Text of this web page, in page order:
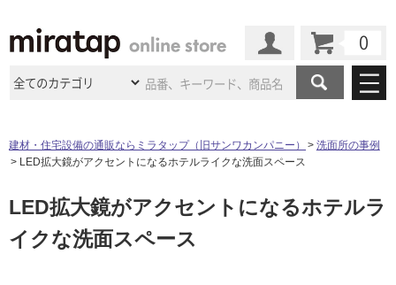
商品カテゴリ
キッチン 浴室（風呂・ バスルー
施工事例
施工事例 法人案件納入事例
ショールーム
ショールームのご案内
建材・住宅設備の通販ならミラタップ（旧サンワカンパニー）
洗面所の事例
LED拡大鏡がアクセントになるホテルライクな洗面スペース
LED拡大鏡がアクセントになるホテルラ
イクな洗面スペース